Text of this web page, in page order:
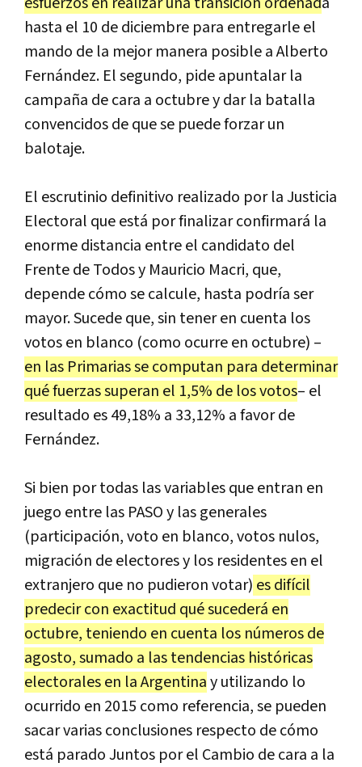
hasta el 10 de diciembre para entregarle el
mando de la mejor manera posible a Alberto
Fernández. El segundo, pide apuntalar la
campaña de cara a octubre y dar la batalla
convencidos de que se puede forzar un
balotaje.
El escrutinio definitivo realizado por la Justicia
Electoral que está por finalizar confirmará la
enorme distancia entre el candidato del
Frente de Todos y Mauricio Macri, que,
depende cómo se calcule, hasta podría ser
mayor. Sucede que, sin tener en cuenta los
votos en blanco (como ocurre en octubre) –
en las Primarias se computan para determinar
qué fuerzas superan el 1,5% de los votos– el
resultado es 49,18% a 33,12% a favor de
Fernández.
Si bien por todas las variables que entran en
juego entre las PASO y las generales
(participación, voto en blanco, votos nulos,
migración de electores y los residentes en el
extranjero que no pudieron votar) es difícil
predecir con exactitud qué sucederá en
octubre, teniendo en cuenta los números de
agosto, sumado a las tendencias históricas
electorales en la Argentinay utilizando lo
ocurrido en 2015 como referencia, se pueden
sacar varias conclusiones respecto de cómo
está parado Juntos por el Cambio de cara a la